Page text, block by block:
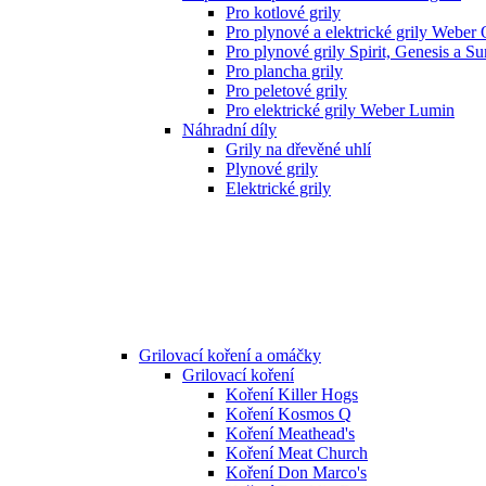
Pro kotlové grily
Pro plynové a elektrické grily Weber
Pro plynové grily Spirit, Genesis a
Pro plancha grily
Pro peletové grily
Pro elektrické grily Weber Lumin
Náhradní díly
Grily na dřevěné uhlí
Plynové grily
Elektrické grily
Grilovací koření a omáčky
Grilovací koření
Koření Killer Hogs
Koření Kosmos Q
Koření Meathead's
Koření Meat Church
Koření Don Marco's